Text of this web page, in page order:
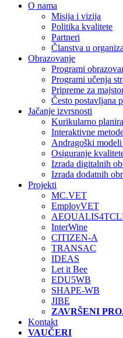
O nama
Misija i vizija
Politika kvalitete
Partneri
Članstva u
Obrazovanje
Programi
Programi učenja
Pripreme za
Često postavljana
Jačanje izvrsnosti
Kurikularno
Interaktivne
Andragoški
Osiguranje
Izrada digitalnih
Izrada dodatnih
Projekti
MC.VET
EmployVET
InterWine
CITIZEN-A
TRANSAC
IDEAS
Let it Bee
EDU5WB
SHAPE-WB
JIBE
ZAVRŠENI
Kontakt
VAUČERI